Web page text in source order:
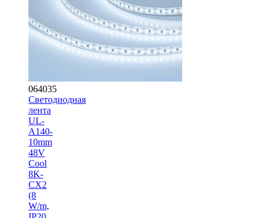
064035
Светодиодная
лента
UL-
A140-
10mm
48V
Cool
8K-
CX2
(8
W/m,